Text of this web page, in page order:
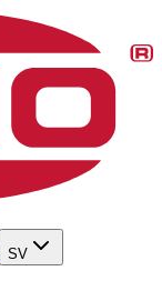
SV